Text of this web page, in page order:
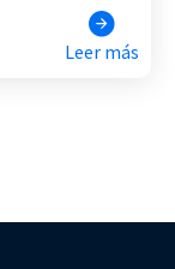
Leer más